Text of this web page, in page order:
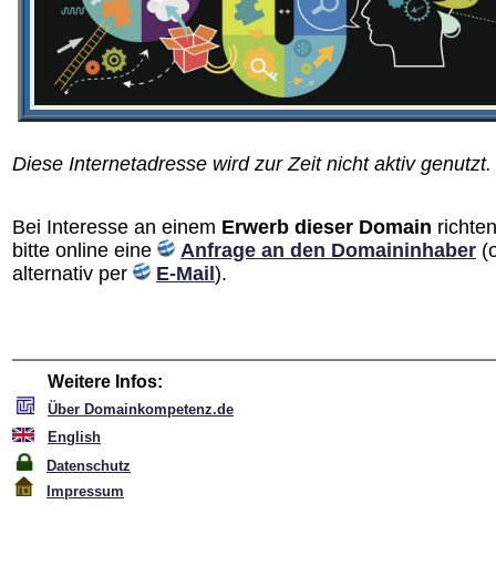
Diese Internetadresse wird zur Zeit nicht aktiv genutzt.
Bei Interesse an einem Erwerb dieser Domain
bitte online eine
Anfrage an den Domain­inhaber
alternativ per
E-Mail ).
Weitere Infos:
Über Domainkompetenz.de
English
Datenschutz
Impressum